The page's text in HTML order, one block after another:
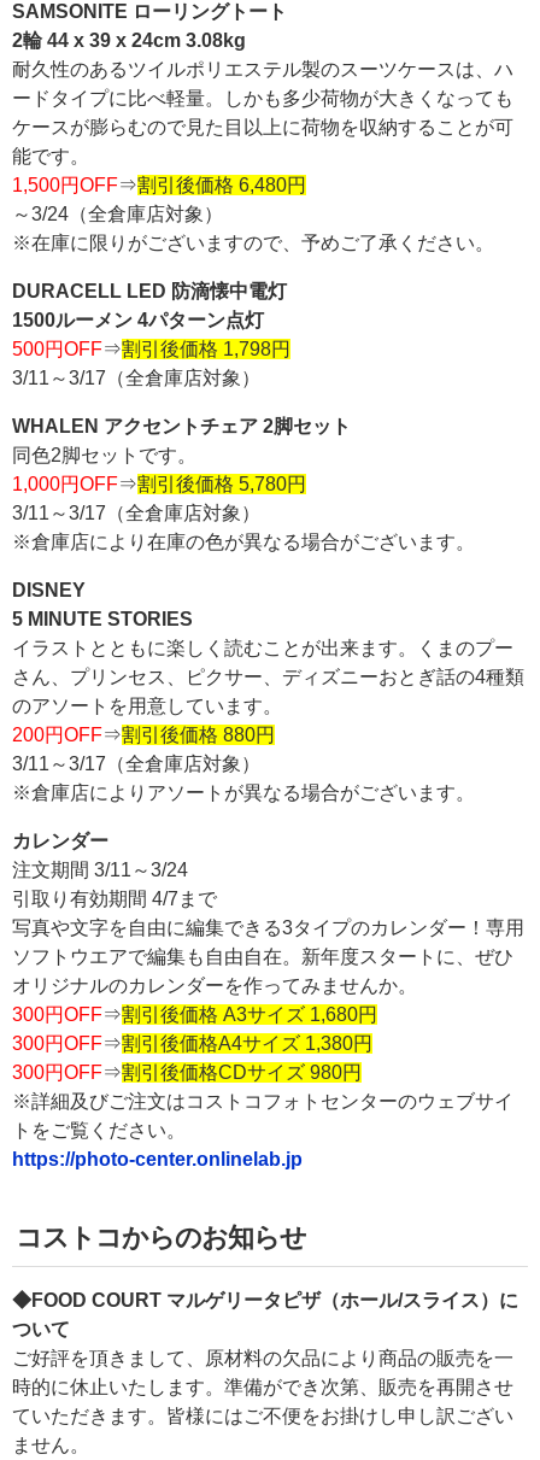
SAMSONITE ローリングトート
2輪 44 x 39 x 24cm 3.08kg
耐久性のあるツイルポリエステル製のスーツケースは、ハ
ードタイプに比べ軽量。しかも多少荷物が大きくなっても
ケースが膨らむので見た目以上に荷物を収納することが可
能です。
1,500円OFF⇒割引後価格 6,480円
～3/24（全倉庫店対象）
※在庫に限りがございますので、予めご了承ください。
DURACELL LED 防滴懐中電灯
1500ルーメン 4パターン点灯
500円OFF⇒割引後価格 1,798円
3/11～3/17（全倉庫店対象）
WHALEN アクセントチェア 2脚セット
同色2脚セットです。
1,000円OFF⇒割引後価格 5,780円
3/11～3/17（全倉庫店対象）
※倉庫店により在庫の色が異なる場合がございます。
DISNEY
5 MINUTE STORIES
イラストとともに楽しく読むことが出来ます。くまのプー
さん、プリンセス、ピクサー、ディズニーおとぎ話の4種類
のアソートを用意しています。
200円OFF⇒割引後価格 880円
3/11～3/17（全倉庫店対象）
※倉庫店によりアソートが異なる場合がございます。
カレンダー
注文期間 3/11～3/24
引取り有効期間 4/7まで
写真や文字を自由に編集できる3タイプのカレンダー！専用
ソフトウエアで編集も自由自在。新年度スタートに、ぜひ
オリジナルのカレンダーを作ってみませんか。
300円OFF⇒割引後価格 A3サイズ 1,680円
300円OFF⇒割引後価格A4サイズ 1,380円
300円OFF⇒割引後価格CDサイズ 980円
※詳細及びご注文はコストコフォトセンターのウェブサイ
トをご覧ください。
https://photo-center.onlinelab.jp
コストコからのお知らせ
◆FOOD COURT マルゲリータピザ（ホール/スライス）に
ついて
ご好評を頂きまして、原材料の欠品により商品の販売を一
時的に休止いたします。準備ができ次第、販売を再開させ
ていただきます。皆様にはご不便をお掛けし申し訳ござい
ません。